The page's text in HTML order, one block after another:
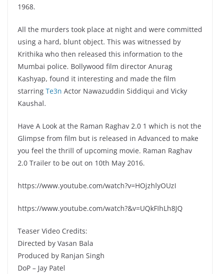
1968.
All the murders took place at night and were committed
using a hard, blunt object. This was witnessed by
Krithika who then released this information to the
Mumbai police. Bollywood film director Anurag
Kashyap, found it interesting and made the film
starring Te3n Actor Nawazuddin Siddiqui and Vicky
Kaushal.
Have A Look at the Raman Raghav 2.0 1 which is not the
Glimpse from film but is released in Advanced to make
you feel the thrill of upcoming movie. Raman Raghav
2.0 Trailer to be out on 10th May 2016.
https://www.youtube.com/watch?v=HOjzhlyOUzI
https://www.youtube.com/watch?&v=UQkFIhLh8JQ
Teaser Video Credits:
Directed by Vasan Bala
Produced by Ranjan Singh
DoP – Jay Patel